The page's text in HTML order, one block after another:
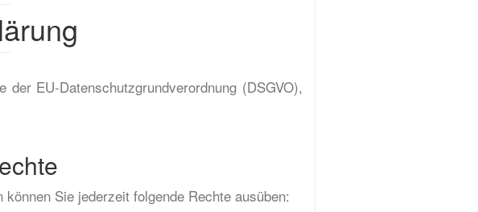
EU-Datenschutzgrundverordnung (DSGVO),
Sie jederzeit folgende Rechte ausüben: